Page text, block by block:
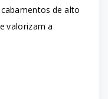
de alto
valorizam a